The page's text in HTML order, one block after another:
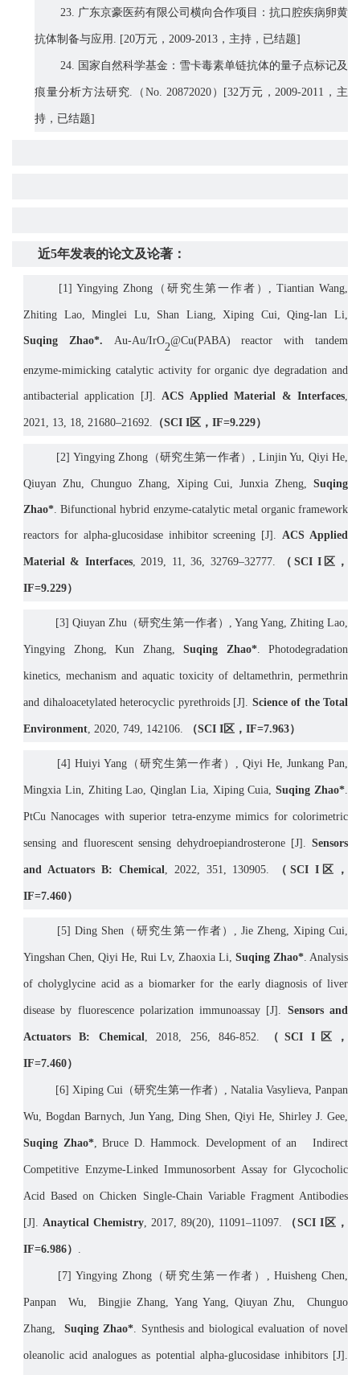
23. 广东京豪医药有限公司横向合作项目：抗口腔疾病卵黄
抗体制备与应用 . [20万元， 2009-2013 ，主持，已结题]
24. 国家自然科学基金：雪卡毒素单链抗体的量子点标记及
痕量分析方法研究. （ No. 20872020） [32万元，2009-2011 ，主
持，已结题]
近5年发表的论文及论著：
[1]Yingying Zhong （研究生第一作者） , Tiantian Wang,
Zhiting Lao, Minglei Lu, Shan Liang, Xiping Cui, Qing-lan Li,
Suqing Zhao*. Au-Au/IrO
2
@Cu(PABA) reactor with tandem
enzyme-mimicking catalytic activity for organic dye degradation and
antibacterial application [J] .ACS Applied Material & Interfaces,
2021, 13, 18, 21680–21692. （SCI I区， IF=9.229）
[2]Yingying Zhong （研究生第一作者） , Linjin Yu, Qiyi He,
Qiuyan Zhu, Chunguo Zhang, Xiping Cui, Junxia Zheng, Suqing
Zhao*. Bifunctional hybrid enzyme-catalytic metal organic framework
reactors for alpha-glucosidase inhibitor screening [J] .ACS Applied
Material & Interfaces, 2019, 11, 36, 32769–32777. （ SCI I 区，
IF=9.229）
[3]Qiuyan Zhu （研究生第一作者） , Yang Yang, Zhiting Lao,
Yingying Zhong, Kun Zhang, Suqing Zhao*. Photodegradation
kinetics, mechanism and aquatic toxicity of deltamethrin, permethrin
and dihaloacetylated heterocyclic pyrethroids[J]. Science of the Total
Environment, 2020, 749, 142106. （SCI I区， IF=7.963）
[4] Huiyi Yang（研究生第一作者） , Qiyi He, Junkang Pan,
Mingxia Lin, Zhiting Lao, Qinglan Lia, Xiping Cuia,Suqing Zhao*.
PtCu Nanocages with superior tetra-enzyme mimics for colorimetric
sensing and fluorescent sensing dehydroepiandrosterone [J]. Sensors
and Actuators B: Chemical, 2022, 351, 130905. （SCI I 区，
IF=7.460）
[5] Ding Shen （研究生第一作者） , Jie Zheng, Xiping Cui,
Yingshan Chen, Qiyi He, Rui Lv, Zhaoxia Li, Suqing Zhao*. Analysis
of cholyglycine acid as a biomarker for the early diagnosis of liver
disease by fluorescence polarization immunoassay [J]. Sensors and
Actuators B: Chemical, 2018, 256, 846-852. （ SCI I 区，
IF=7.460）
[6] Xiping Cui （研究生第一作者） , Natalia Vasylieva, Panpan
Wu, Bogdan Barnych, Jun Yang, Ding Shen, Qiyi He, Shirley J. Gee,
Suqing Zhao*, Bruce D. Hammock. Development of an Indirect
Competitive Enzyme-Linked Immunosorbent Assay for Glycocholic
Acid Based on Chicken Single-Chain Variable Fragment Antibodies
[J]. Anaytical Chemistry, 2017, 89(20), 11091–11097. （SCI I 区，
IF=6.986） .
[7] Yingying Zhong（研究生第一作者） , Huisheng Chen,
Panpan Wu, Bingjie Zhang, Yang Yang, Qiuyan Zhu, Chunguo
Zhang, Suqing Zhao*. Synthesis and biological evaluation of novel
oleanolic acid analogues as potential alpha-glucosidase inhibitors [J].